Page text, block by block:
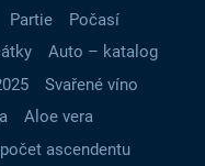
Partie
Počasí
Auto – katalog
Svařené víno
Aloe vera
ascendentu